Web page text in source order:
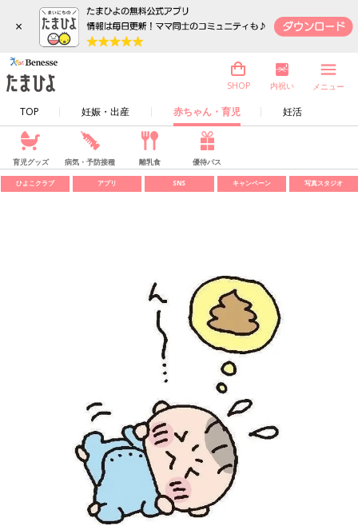
×
TOP 妊娠・出産 赤ちゃん・育児 妊活
SHOP 内祝い メニュー
育児グッズ 病気・予防接種 離乳食 優待パス
ひよこクラブ アプリ SNS キャンペーン 写真スタジオ